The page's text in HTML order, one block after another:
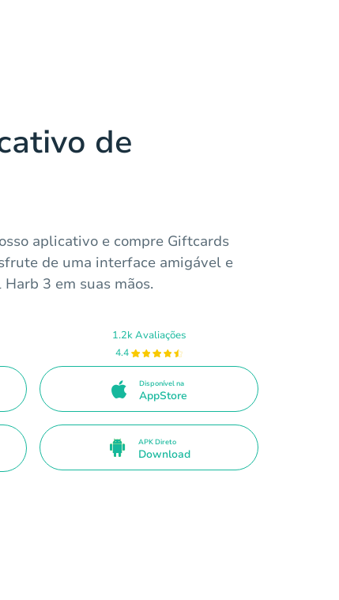
de
aplicativo e compre Giftcards
de uma interface amigável e
3 em suas mãos.
1.2k Avaliações
4.4
Disponível na
AppStore
APK Direto
Download